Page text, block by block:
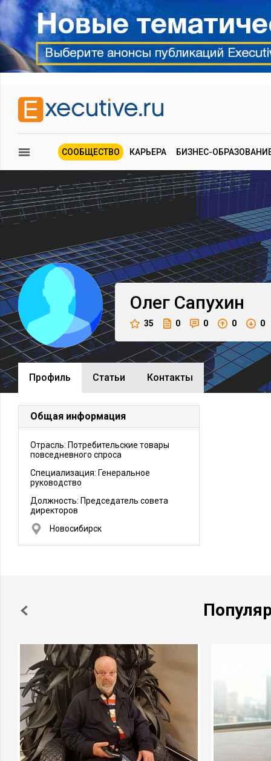
СООБЩЕСТВО КАРЬЕРА БИЗНЕС-
Олег Сапухин
35 0 0 0 0
Профиль Cтатьи Контакты
Общая информация
Отрасль: Потребительские товары
повседневного спроса
Специализация: Генеральное
руководство
Должность: Председатель совета
директоров
Новосибирск